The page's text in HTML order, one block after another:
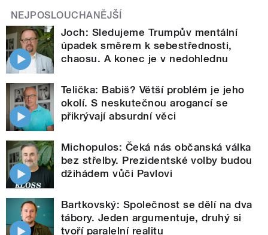
NEJPOSLOUCHANĚJŠÍ
Joch: Sledujeme Trumpův mentální
úpadek směrem k sebestřednosti,
chaosu. A konec je v nedohlednu
Telička: Babiš? Větší problém je jeho
okolí. S neskutečnou arogancí se
přikrývají absurdní věci
Michopulos: Čeká nás občanská válka
bez střelby. Prezidentské volby budou
džihádem vůči Pavlovi
Bartkovský: Společnost se dělí na dva
tábory. Jeden argumentuje, druhý si
tvoří paralelní realitu